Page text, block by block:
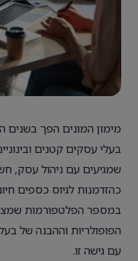
מימון המונים הפך בשנים
בעלי עסקים קטנים
שמגיעים עם ניהול עסק,
כהזדמנות לגיוס כספים
במספר הפלטפורמות
הפופולריות וההבנה של
עם גישה זו.